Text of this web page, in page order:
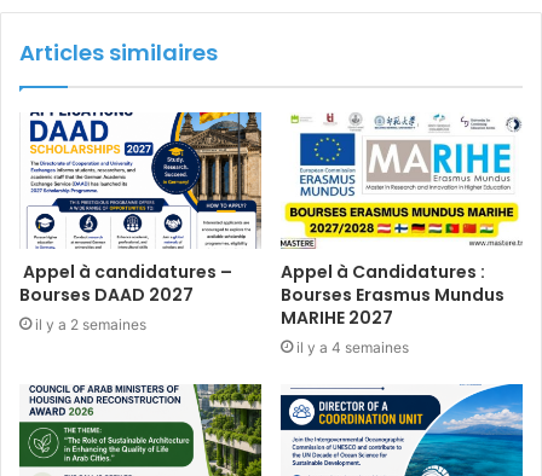
Articles similaires
Appel à candidatures –
Bourses DAAD 2027
il y a 2 semaines
Appel à Candidatures :
Bourses Erasmus Mundus
MARIHE 2027
il y a 4 semaines